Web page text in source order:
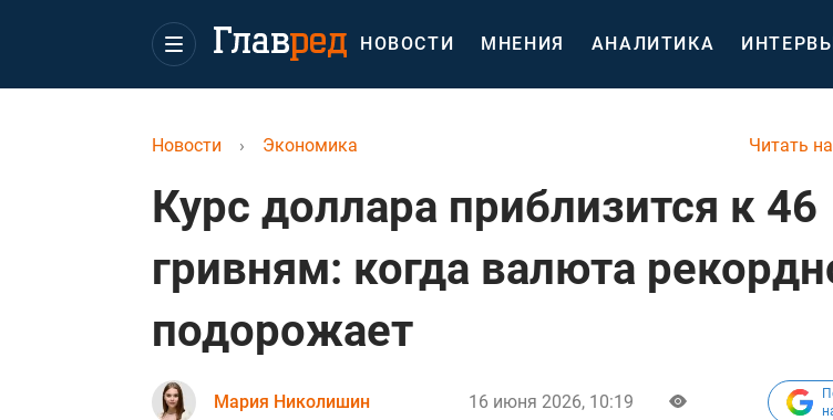
НОВОСТИ МНЕНИЯ АНАЛИТИКА
Читать
Новости › Экономика
Курс доллара приблизится к 46
гривням: когда валюта
подорожает
Мария Николишин 16 июня 2026, 10:19